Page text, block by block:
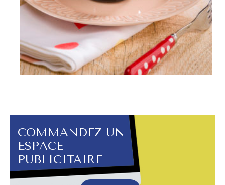
COMMANDEZ UN
ESPACE
PUBLICITAIRE